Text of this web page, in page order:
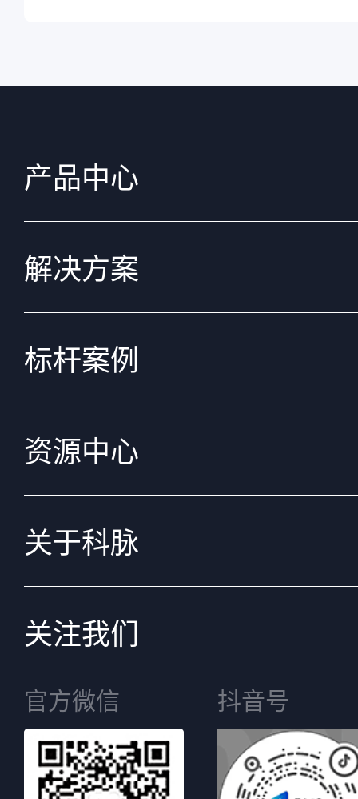
产品中心
解决方案
标杆案例
资源中心
关于科脉
关注我们
官方微信 抖音号